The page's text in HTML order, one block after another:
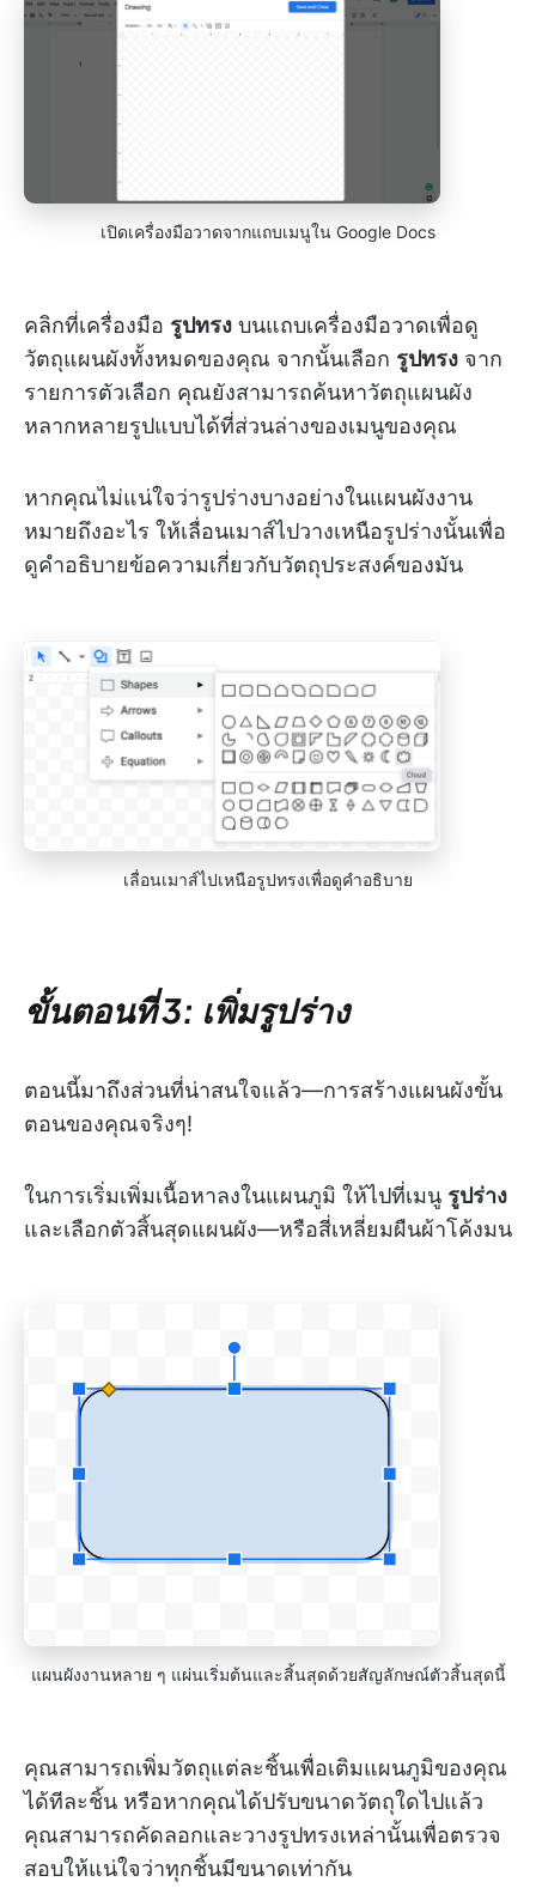
เปิดเครื่องมือวาดจากแถบเมนูใน Google Docs
คลิกที่เครื่องมือ รูปทรง บนแถบเครื่องมือวาดเพื่อดู
วัตถุแผนผังทั้งหมดของคุณ จากนั้นเลือก รูปทรง จาก
รายการตัวเลือก คุณยังสามารถค้นหาวัตถุแผนผัง
หลากหลายรูปแบบได้ที่ส่วนล่างของเมนูของคุณ
หากคุณไม่แน่ใจว่ารูปร่างบางอย่างในแผนผังงาน
หมายถึงอะไร ให้เลื่อนเมาส์ไปวางเหนือรูปร่างนั้นเพื่อ
ดูคำอธิบายข้อความเกี่ยวกับวัตถุประสงค์ของมัน
เลื่อนเมาส์ไปเหนือรูปทรงเพื่อดูคำอธิบาย
ขั้นตอนที่ 3: เพิ่มรูปร่าง
ตอนนี้มาถึงส่วนที่น่าสนใจแล้ว—การสร้างแผนผังขั้น
ตอนของคุณจริงๆ!
ในการเริ่มเพิ่มเนื้อหาลงในแผนภูมิ ให้ไปที่เมนู รูปร่าง
และเลือกตัวสิ้นสุดแผนผัง—หรือสี่เหลี่ยมผืนผ้าโค้งมน
แผนผังงานหลาย ๆ แผ่นเริ่มต้นและสิ้นสุดด้วยสัญลักษณ์ตัวสิ้นสุดนี้
คุณสามารถเพิ่มวัตถุแต่ละชิ้นเพื่อเติมแผนภูมิของคุณ
ได้ทีละชิ้น หรือหากคุณได้ปรับขนาดวัตถุใดไปแล้ว
คุณสามารถคัดลอกและวางรูปทรงเหล่านั้นเพื่อตรวจ
สอบให้แน่ใจว่าทุกชิ้นมีขนาดเท่ากัน